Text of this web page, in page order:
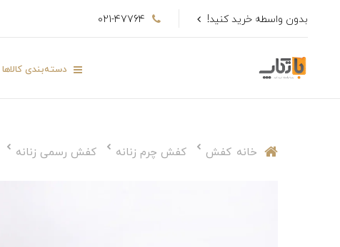
بدون واسطه خرید کنید! 021-47764
دسته‌بندی کالاها
خانه کفش کفش چرم زنانه کفش رسمی زنانه